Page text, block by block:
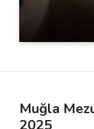
Muğla
2025